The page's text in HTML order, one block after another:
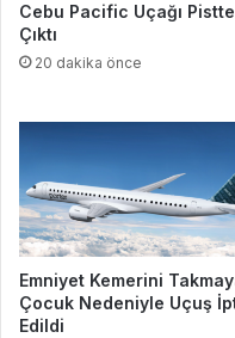
Cebu Pacific Uçağı
Çıktı
20 dakika önce
Emniyet Kemerini
Çocuk Nedeniyle Uçuş
Edildi